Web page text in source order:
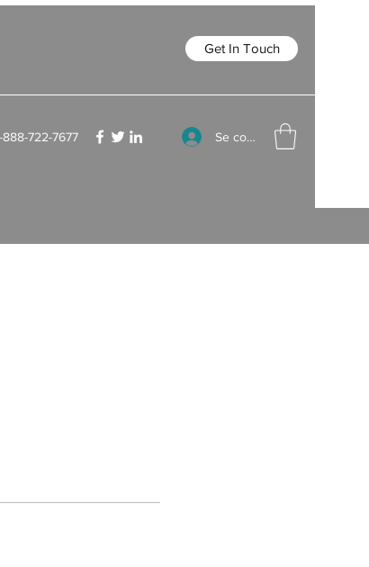
Get In Touch
888-722-7677 Se connecter